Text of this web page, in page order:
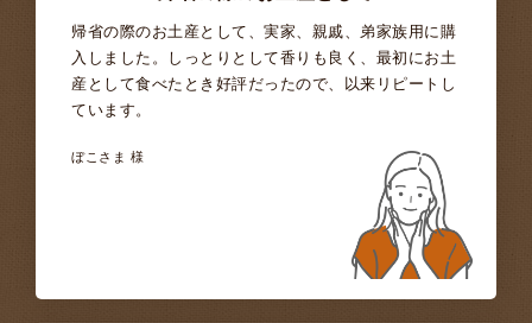
帰省の際のお土産として、実家、親戚、弟家族用に購
入しました。しっとりとして香りも良く、最初にお土
産として食べたとき好評だったので、以来リピートし
ています。
ぼこさま 様